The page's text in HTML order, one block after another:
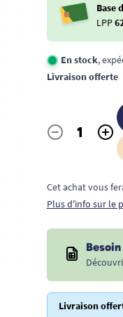
Base
LPP
En stock,
Livraison offerte
Quantité
- +
Cet achat vous
Plus d'info sur le
Livraison